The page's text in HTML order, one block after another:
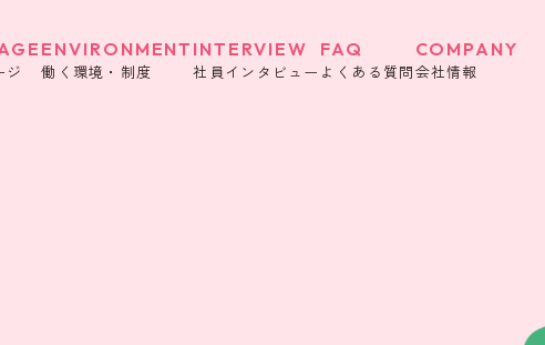
ジ
ENVIRONMENT
働く環境・制度
INTERVIEW
社員インタビュー
FAQ
よくある質問
COMPANY
会社情報